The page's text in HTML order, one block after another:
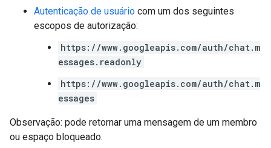
Autenticação de usuário com um dos seguintes
escopos de autorização:
https://www.googleapis.com/auth/chat.m
essages.readonly
https://www.googleapis.com/auth/chat.m
essages
Observação: pode retornar uma mensagem de um membro
ou espaço bloqueado.